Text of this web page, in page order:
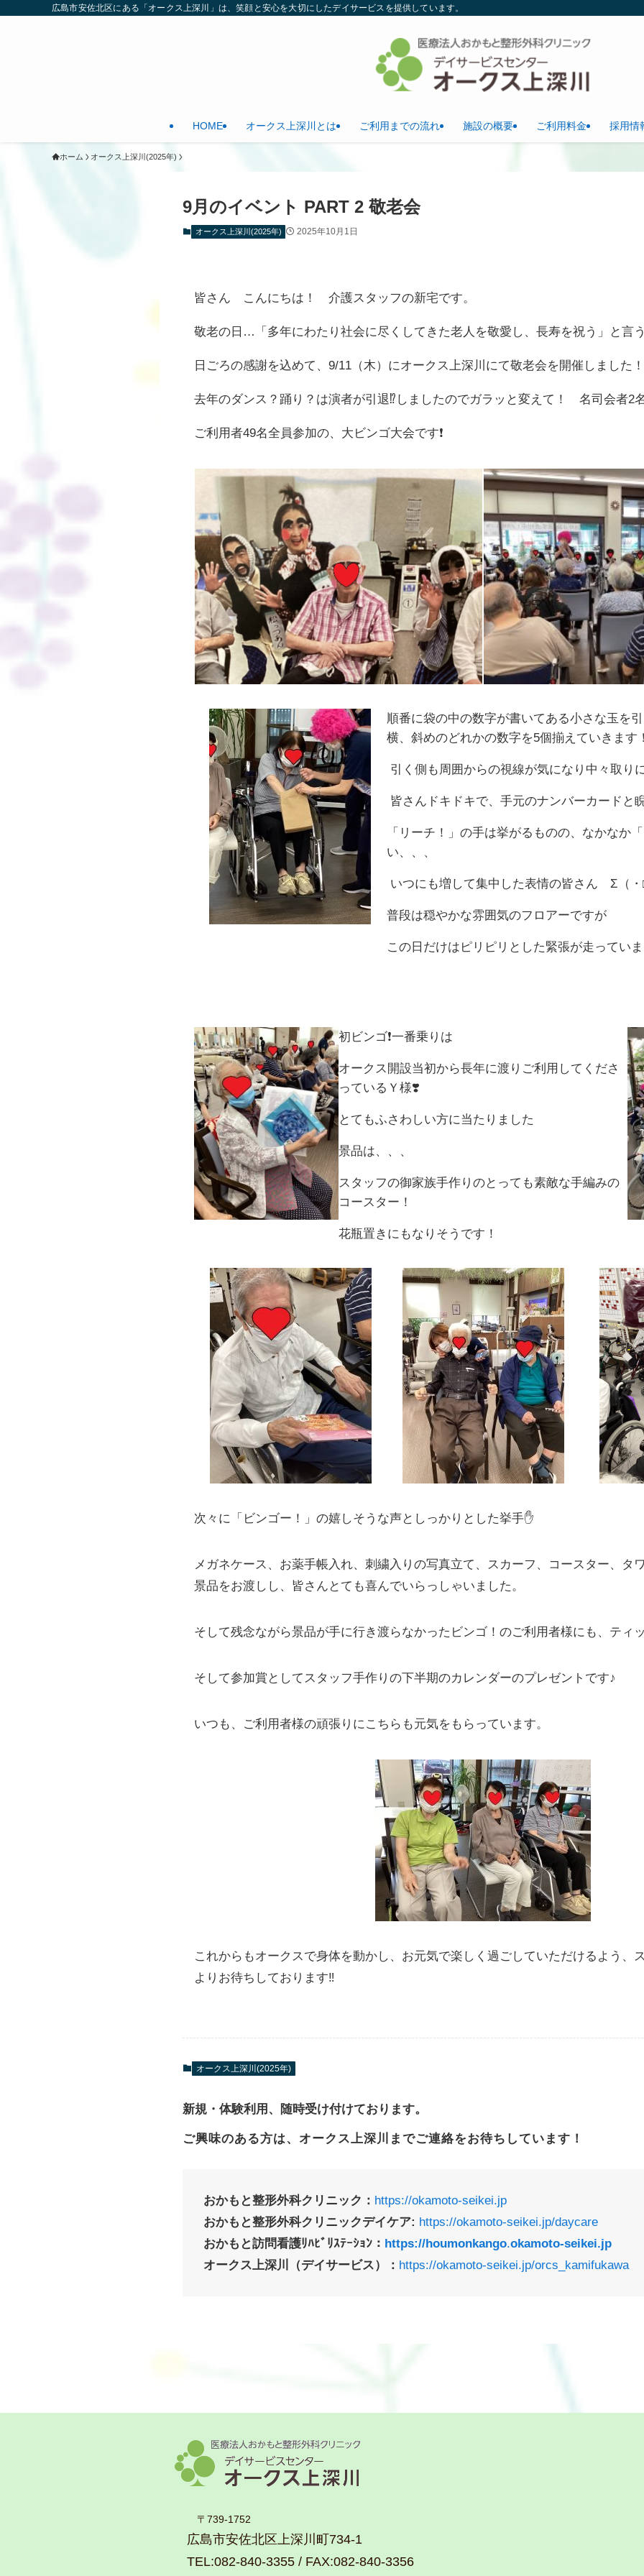
広島市安佐北区にある「オークス上深川」は、笑顔と安心を大切にしたデイサービスを提供しています。
HOME オークス上深川とは ご利用までの流れ 施設の概要 ご利用料金 採用情
ホーム オークス上深川(2025年)
9月のイベント PART 2 敬老会
オークス上深川(2025年) 2025年10月1日
皆さん こんにちは！ 介護スタッフの新宅です。
敬老の日…「多年にわたり社会に尽くしてきた老人を敬愛し、長寿を祝う」と言う
日ごろの感謝を込めて、9/11（木）にオークス上深川にて敬老会を開催しました！
去年のダンス？踊り？は演者が引退⁉️しましたのでガラッと変えて！ 名司会者2
ご利用者49名全員参加の、大ビンゴ大会です❗️
順番に袋の中の数字が書いてある小さな玉を引
横、斜めのどれかの数字を5個揃えていきます！
引く側も周囲からの視線が気になり中々取り
皆さんドキドキで、手元のナンバーカードと
「リーチ！」の手は挙がるものの、なかなか
い、、、
いつにも増して集中した表情の皆さん Σ（・
普段は穏やかな雰囲気のフロアーですが
この日だけはピリピリとした緊張が走ってい
初ビンゴ❗️一番乗りは
オークス開設当初から長年に渡りご利用してくださ
っているＹ様❣️
とてもふさわしい方に当たりました
景品は、、、
スタッフの御家族手作りのとっても素敵な手編みの
コースター！
花瓶置きにもなりそうです！
次々に「ビンゴー！」の嬉しそうな声としっかりとした挙手✋
メガネケース、お薬手帳入れ、刺繍入りの写真立て、スカーフ、コースター、タ
景品をお渡しし、皆さんとても喜んでいらっしゃいました。
そして残念ながら景品が手に行き渡らなかったビンゴ！のご利用者様にも、ティッ
そして参加賞としてスタッフ手作りの下半期のカレンダーのプレゼントです♪
いつも、ご利用者様の頑張りにこちらも元気をもらっています。
これからもオークスで身体を動かし、お元気で楽しく過ごしていただけるよう、
よりお待ちしております‼️
オークス上深川(2025年)
新規・体験利用、随時受け付けております。
ご興味のある方は、オークス上深川までご連絡をお待ちしています！
おかもと整形外科クリニック： https://okamoto-seikei.jp
おかもと整形外科クリニックデイケア: https://okamoto-seikei.jp/daycare
おかもと訪問看護ﾘﾊﾋﾞﾘｽﾃｰｼｮﾝ： https://houmonkango.okamoto-seikei.jp
オークス上深川（デイサービス）： https://okamoto-seikei.jp/orcs_kamifukawa
〒739-1752
広島市安佐北区上深川町734-1
TEL:082-840-3355 / FAX:082-840-3356